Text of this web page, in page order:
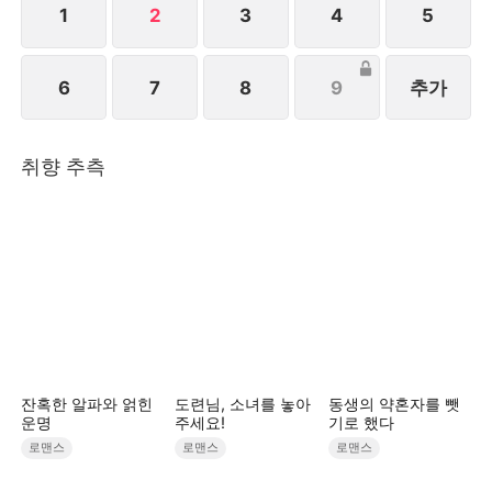
겪으며 진정한 자신으로 성장해 간다.
1 2 3 4 5
6 7 8 9 추가
취향 추측
잔혹한 알파와 얽힌
운명
로맨스
도련님, 소녀를 놓아
주세요!
로맨스
동생의 약혼자를 뺏
기로 했다
로맨스